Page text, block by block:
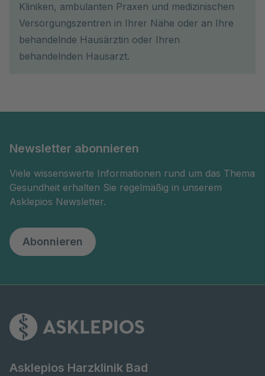
Kliniken, ambulanten Praxen und medizinischen
Versorgungszentren in Ihrer Nähe oder an Ihre
behandelnde Hausärztin oder Ihren
behandelnden Hausarzt.
Newsletter abonnieren
Viele wissenswerte Informationen rund um das Thema
Gesundheit erhalten Sie regelmäßig in unserem
Asklepios Newsletter.
Abonnieren
Asklepios Harzklinik Bad